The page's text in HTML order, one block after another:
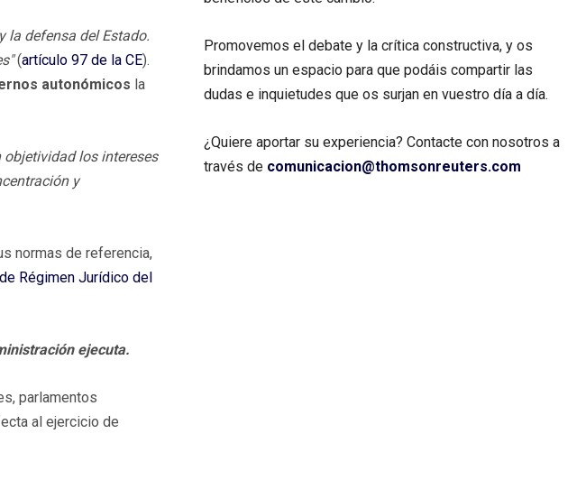
la defensa del Estado.
(artículo 97 de la CE).
autonómicos la
objetividad los intereses
y
normas de referencia,
Régimen Jurídico del
ejecuta.
parlamentos
al ejercicio de
Promovemos el debate y la crítica constructiva, y os
brindamos un espacio para que podáis compartir las
dudas e inquietudes que os surjan en vuestro día a día.
¿Quiere aportar su experiencia? Contacte con nosotros a
través de comunicacion@thomsonreuters.com